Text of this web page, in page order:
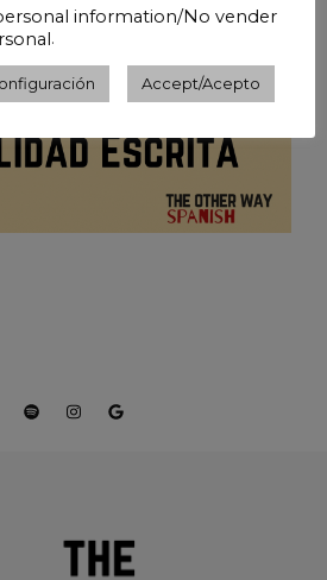
information/No vender
.
Accept/Acepto